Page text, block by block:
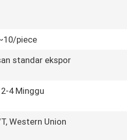
piece
standar ekspor
4 Minggu
Western Union